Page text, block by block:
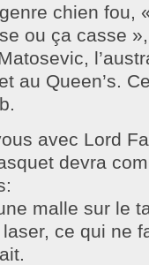
chien fou,
ou ça casse
au Queen’s.
avec Lord
devra
malle sur le
ce qui ne